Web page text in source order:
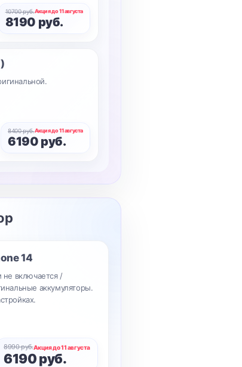
10700 руб.Акция до 11 августа
8190 руб.
8400 руб.Акция до 11 августа
6190 руб.
14
не включается /
аккумуляторы.
8990 руб.Акция до 11 августа
6190 руб.